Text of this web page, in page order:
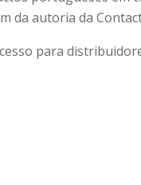
da autoria da
para